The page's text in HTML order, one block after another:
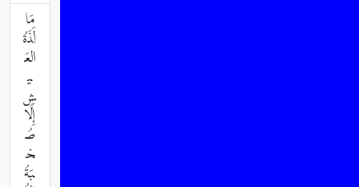
مَا
لَذَةُ
العَ
ي
شِ
إِلَّا
صُ
حْ
بَةُ